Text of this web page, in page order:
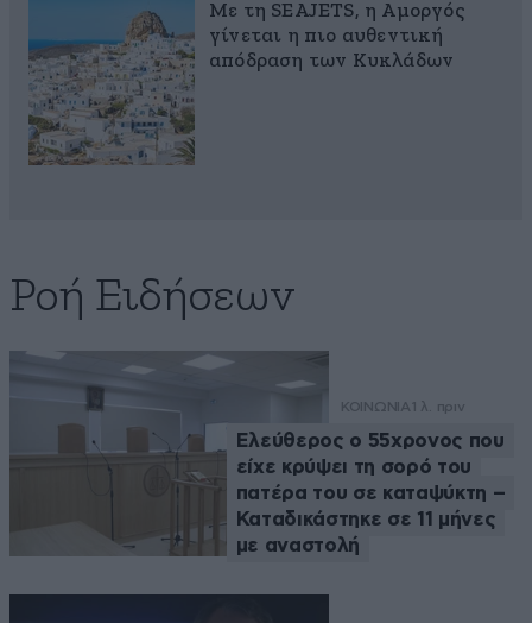
Με τη SEAJETS, η Αμοργός
γίνεται η πιο αυθεντική
απόδραση των Κυκλάδων
Ροή Ειδήσεων
ΚΟΙΝΩΝΙΑ 1 λ. πριν
Ελεύθερος ο 55χρονος που
είχε κρύψει τη σορό του
πατέρα του σε καταψύκτη –
Καταδικάστηκε σε 11 μήνες
με αναστολή